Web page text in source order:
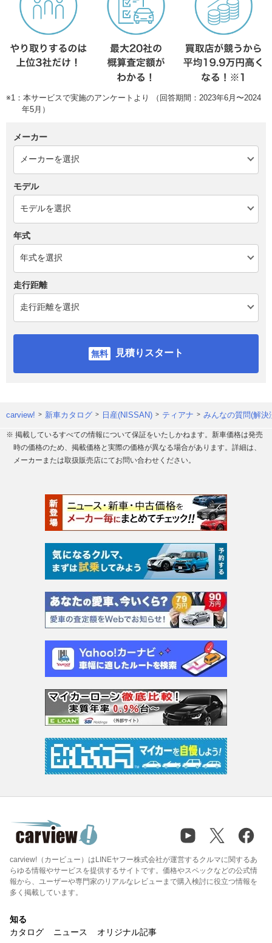
※1：本サービスで実施のアンケートより （回答期間：2023年6月〜2024
年5月）
メーカー
モデル
年式
走行距離
見積りスタート
carview! 新車カタログ 日産(NISSAN) ティアナ みんなの質問(解決
※ 掲載しているすべての情報について保証をいたしかねます。新車価格は発売
時の価格のため、掲載価格と実際の価格が異なる場合があります。詳細は、
メーカーまたは取扱販売店にてお問い合わせください。
carview!（カービュー）はLINEヤフー株式会社が運営するクルマに関するあ
らゆる情報やサービスを提供するサイトです。価格やスペックなどの公式情
報から、ユーザーや専門家のリアルなレビューまで購入検討に役立つ情報を
多く掲載しています。
知る
カタログ
ニュース オリジナル記事